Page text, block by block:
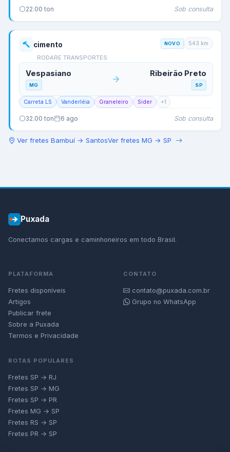
22.00 ton Sob consulta
cimento
RODARE TRANSPORTES
NOVO 543 km
Vespasiano
MG
Ribeirão Preto
SP
Carreta LS Vanderléia Graneleiro Sider +1
32.00 ton 6 ago Sob consulta
Ver fretes Bambuí → SantosVer fretes MG → SP
Puxada
Conectamos cargas e caminhoneiros em todo Brasil.
PLATAFORMA
Fretes disponíveis
Artigos
Publicar frete
Sobre a Puxada
Termos e Privacidade
CONTATO
contato@puxada.com.br
Grupo no WhatsApp
ROTAS POPULARES
Fretes SP → RJ
Fretes SP → MG
Fretes SP → PR
Fretes MG → SP
Fretes RS → SP
Fretes PR → SP